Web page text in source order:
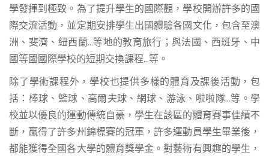
學發揮到極致。為了提升學生的國際觀，學校開辦許多的國
際交流活動，並定期安排學生出國體驗各國文化，包含至澳
洲、斐濟、紐西蘭...等地的教育旅行；與法國、西班牙、中
國等國國際學校的短期交換課程...等。
除了學術課程外，學校也提供多樣的體育及課後活動，包
括：棒球、籃球、高爾夫球、網球、游泳、啦啦隊...等。學
校並以優良的運動傳統自豪，學生在該區的體育賽事佳績不
斷，贏得了許多州錦標賽的冠軍，許多運動員學生畢業後，
都能獲得全國各大學的體育獎學金。對藝術有興趣的學生，